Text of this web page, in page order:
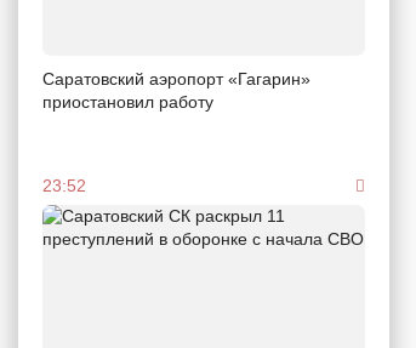
Саратовский аэропорт «Гагарин»
приостановил работу
23:52